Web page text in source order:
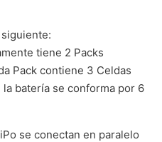
tiene 2 Packs
Pack contiene 3 Celdas
batería se conforma por 6
se conectan en paralelo